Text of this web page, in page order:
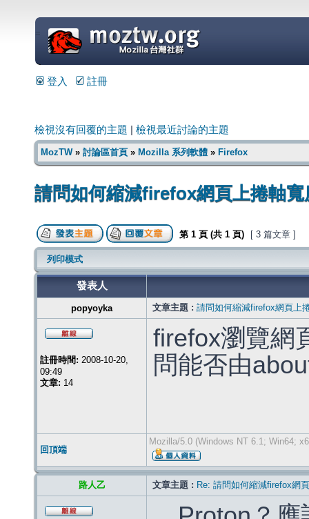
=
登入 註冊
檢視沒有回覆的主題 檢視最近討論的主題
MozTW» 討論區首頁 » Mozilla 系列軟體 » Firefox
請問如何縮減firefox網頁上捲軸寬
第 1 頁 (共 1 頁) [ 3 篇文章 ]
列印模式
發表人
popyoyka 文章主題 : 請問如何縮減firefox網頁上
註冊時間: 2008-10-20,
09:49
文章: 14
firefox瀏覽網
問能否由
回頂端
Mozilla/5.0 (Windows NT 6.1; Win64;
路人乙 文章主題 : Re: 請問如何縮減firefox網